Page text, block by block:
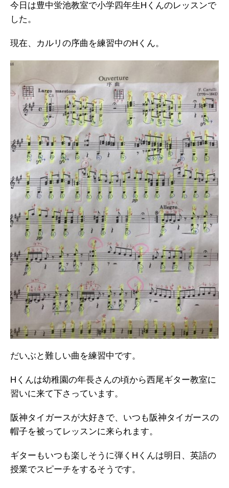
今日は豊中蛍池教室で小学四年生Hくんのレッスンで
した。
現在、カルリの序曲を練習中のHくん。
だいぶと難しい曲を練習中です。
Hくんは幼稚園の年長さんの頃から西尾ギター教室に
習いに来て下さっています。
阪神タイガースが大好きで、いつも阪神タイガースの
帽子を被ってレッスンに来られます。
ギターもいつも楽しそうに弾くHくんは明日、英語の
授業でスピーチをするそうです。